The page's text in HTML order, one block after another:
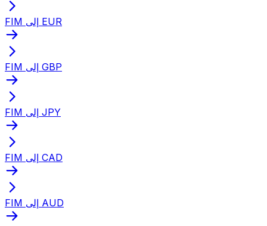
FIM إلى EUR
FIM إلى GBP
FIM إلى JPY
FIM إلى CAD
FIM إلى AUD